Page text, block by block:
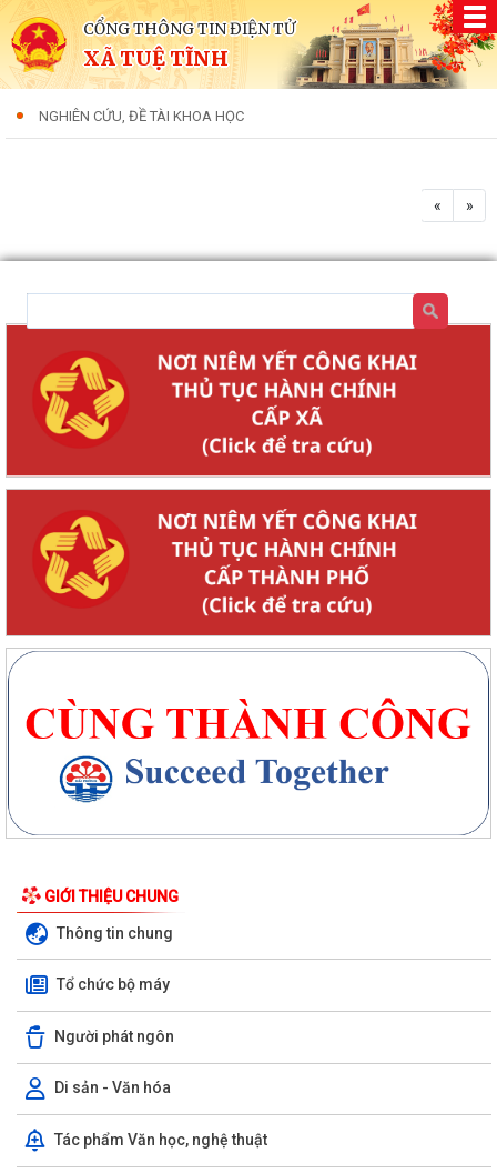
CỔNG THÔNG TIN ĐIỆN TỬ
XÃ TUỆ TĨNH
NGHIÊN CỨU, ĐỀ TÀI KHOA HỌC
« »
GIỚI THIỆU CHUNG
Thông tin chung
Tổ chức bộ máy
Người phát ngôn
Di sản - Văn hóa
Tác phẩm Văn học, nghệ thuật